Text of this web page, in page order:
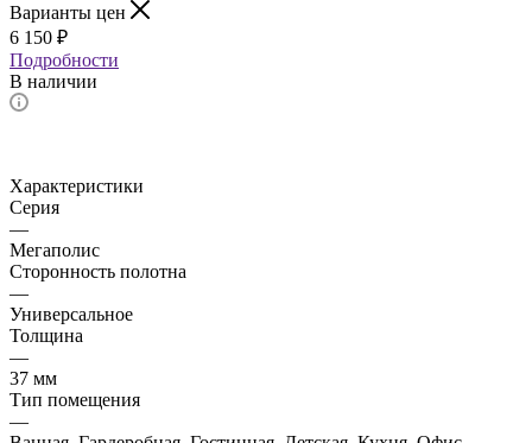
Варианты цен
6 150 ₽
Подробности
В наличии
Характеристики
Серия
—
Мегаполис
Сторонность полотна
—
Универсальное
Толщина
—
37 мм
Тип помещения
—